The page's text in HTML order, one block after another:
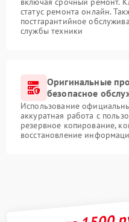
статус ремонта онлайн.
постгарантийное
службы техники
Оригинальные
безопасное
Использование
аккуратная работа с
резервное копирование,
восстановление